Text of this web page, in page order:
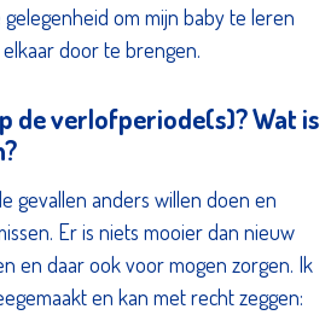
om mijn baby te leren
door te brengen.
de verlofperiode(s)? Wat is
gevallen anders willen doen en
Er is niets mooier dan nieuw
en daar ook voor mogen zorgen. Ik
en kan met recht zeggen: